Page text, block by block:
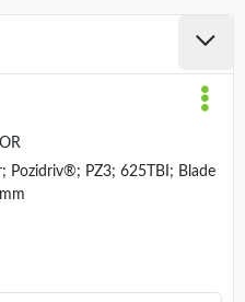
Pozidriv®; PZ3; 625TBI; Blade